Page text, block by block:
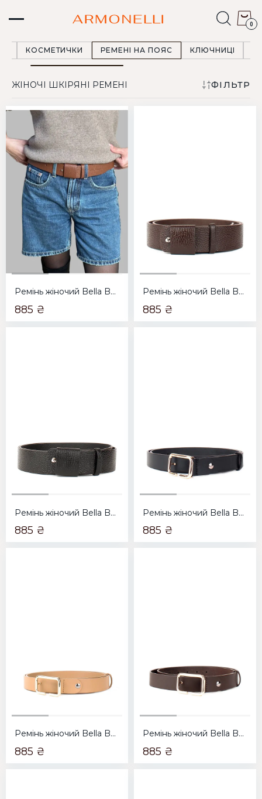
0
КОСМЕТИЧКИ РЕМЕНІ НА ПОЯС КЛЮЧНИЦІ
ЖІНОЧІ ШКІРЯНІ РЕМЕНІ ФІЛЬТР
Ремінь жіночий Bella Bertucci 4004-04 рудий
885 ₴
Ремінь жіночий Bella Bertucci 4004-03 коричневий
885 ₴
Ремінь жіночий Bella Bertucci 4004-02 чорний
885 ₴
Ремінь жіночий Bella Bertucci 3000-233 чорний
885 ₴
Ремінь жіночий Bella Bertucci 3000-230 темно бежевий
885 ₴
Ремінь жіночий Bella Bertucci 3000-229 коричневий
885 ₴